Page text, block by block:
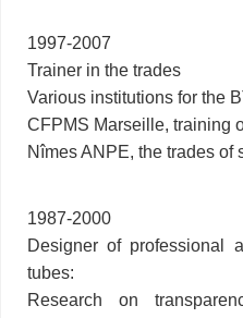
1997-2007
Trainer in the trades
Various institutions for the
CFPMS Marseille, training
Nîmes ANPE, the trades of
1987-2000
Designer of professional
tubes:
Research on